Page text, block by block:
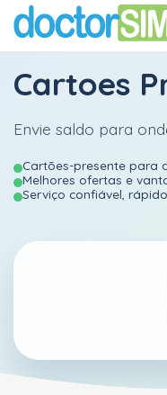
Cartoes
Envie saldo para
Cartões-presente para
Melhores ofertas e
Serviço confiável,